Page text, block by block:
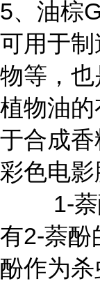
5、油棕
可用于
物等，
植物油
于合成
彩色电影
1-萘酚
有2-萘酚
酚作为杀